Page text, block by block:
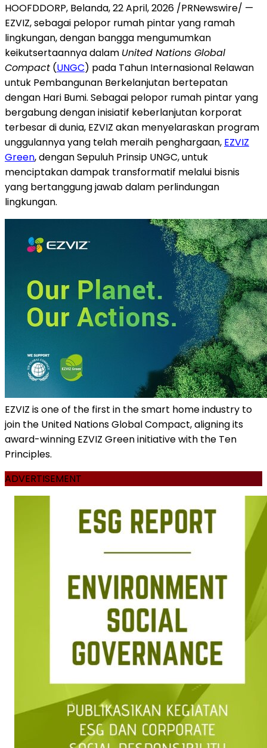
HOOFDDORP, Belanda, 22 April, 2026 /PRNewswire/ —
EZVIZ, sebagai pelopor rumah pintar yang ramah
lingkungan, dengan bangga mengumumkan
keikutsertaannya dalam United Nations Global
Compact (UNGC) pada Tahun Internasional Relawan
untuk Pembangunan Berkelanjutan bertepatan
dengan Hari Bumi. Sebagai pelopor rumah pintar yang
bergabung dengan inisiatif keberlanjutan korporat
terbesar di dunia, EZVIZ akan menyelaraskan program
unggulannya yang telah meraih penghargaan, EZVIZ
Green, dengan Sepuluh Prinsip UNGC, untuk
menciptakan dampak transformatif melalui bisnis
yang bertanggung jawab dalam perlindungan
lingkungan.
EZVIZ is one of the first in the smart home industry to
join the United Nations Global Compact, aligning its
award-winning EZVIZ Green initiative with the Ten
Principles.
ADVERTISEMENT